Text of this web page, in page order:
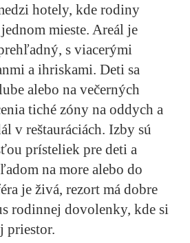
hotely, kde rodiny
mieste. Areál je
s viacerými
a ihriskami. Deti sa
alebo na večerných
tiché zóny na oddych a
v reštauráciách. Izby sú
prísteliek pre deti a
na more alebo do
je živá, rezort má dobre
rodinnej dovolenky, kde si
priestor.